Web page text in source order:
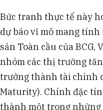
Bức tranh thực tế này
dự báo vĩ mô mang tính
sản Toàn cầu của BCG,
nhóm các thị trường
trưởng thành tài chính
Maturity). Chính đặc
thành một trong những